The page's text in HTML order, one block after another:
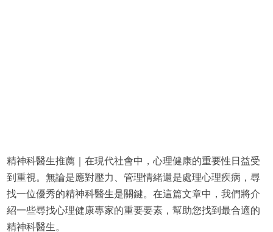
精神科醫生推薦｜在現代社會中，心理健康的重要性日益受
到重視。無論是應對壓力、管理情緒還是處理心理疾病，尋
找一位優秀的精神科醫生是關鍵。在這篇文章中，我們將介
紹一些尋找心理健康專家的重要要素，幫助您找到最合適的
精神科醫生。